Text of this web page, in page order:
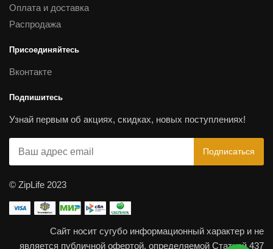
Оплата и доставка
Распродажа
Присоединяйтесь
Вконтакте
Подпишитесь
Узнай первым об акциях, скидках, новых поступлениях!
© ZipLife 2023
Сайт носит сугубо информационный характер и не
является публичной офертой, определяемой Статьей 437